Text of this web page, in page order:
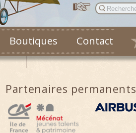
Boutiques Contact
Partenaires permanents